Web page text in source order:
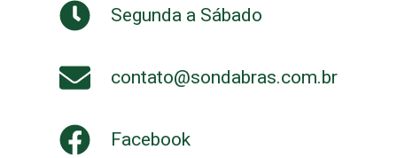
Segunda a Sábado
contato@sondabras.com.br
Facebook